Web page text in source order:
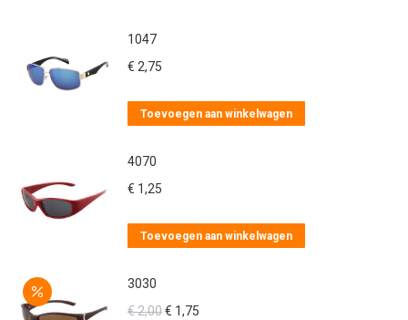
1047
€ 2,75
Toevoegen aan winkelwagen
4070
€ 1,25
Toevoegen aan winkelwagen
3030
€2,00Oorspronkelijke
€ 1,75